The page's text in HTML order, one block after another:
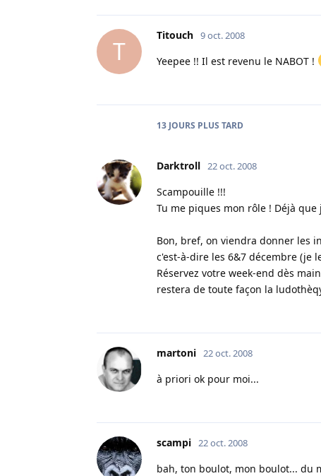
T
Titouch 9 oct. 2008
Yeepee !! Il est revenu le NABOT !
13 JOURS PLUS TARD
Darktroll 22 oct. 2008
Scampouille !!!
Tu me piques mon rôle ! Déjà
Bon, bref, on viendra donner les
c'est-à-dire les 6&7 décembre (je
Réservez votre week-end dès
restera de toute façon la
martoni 22 oct. 2008
à priori ok pour moi...
scampi 22 oct. 2008
bah, ton boulot, mon boulot... du